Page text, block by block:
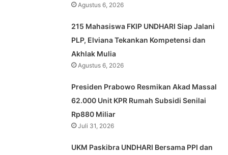
Agustus 6, 2026
215 Mahasiswa FKIP UNDHARI Siap Jalani
PLP, Elviana Tekankan Kompetensi dan
Akhlak Mulia
Agustus 6, 2026
Presiden Prabowo Resmikan Akad Massal
62.000 Unit KPR Rumah Subsidi Senilai
Rp880 Miliar
Juli 31, 2026
UKM Paskibra UNDHARI Bersama PPI dan